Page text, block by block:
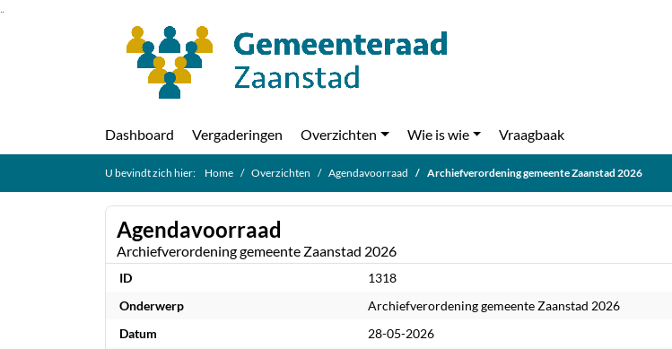
Ga naar de inhoud van deze pagina
Dashboard Vergaderingen Overzichten Wie is wie Vraagbaak
U bevindt zich hier: Home Overzichten Agendavoorraad Archiefverordening gemeente Zaanstad 2026
Agendavoorraad
Archiefverordening gemeente Zaanstad 2026
ID
1318
Onderwerp
Archiefverordening gemeente Zaanstad 2026
Datum
28-05-2026